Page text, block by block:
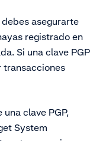
asegurarte
registrado en
Si una clave PGP
clave PGP,
System